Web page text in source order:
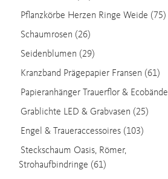
Pflanzkörbe Herzen Ringe Weide (75)
Schaumrosen (26)
Seidenblumen (29)
Kranzband Prägepapier Fransen (61)
Papieranhänger Trauerflor &
Grablichte LED & Grabvasen (25)
Engel & Traueraccessoires (103)
Steckschaum Oasis, Römer,
Strohaufbindringe (61)